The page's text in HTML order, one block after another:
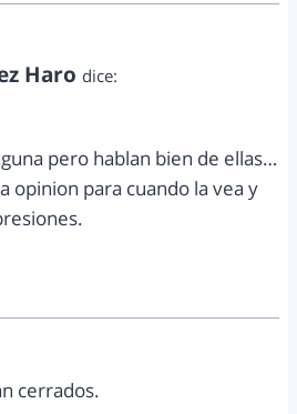
Haro dice:
pero hablan bien de ellas…
opinion para cuando la vea y
cerrados.